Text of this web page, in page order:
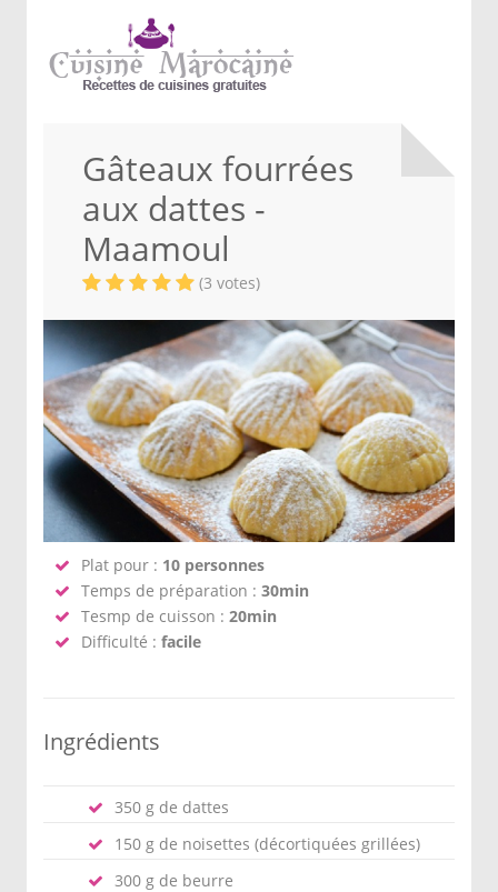
Gâteaux fourrées
aux dattes -
Maamoul
(3 votes)
Plat pour : 10 personnes
Temps de préparation : 30min
Tesmp de cuisson : 20min
Difficulté : facile
Ingrédients
350 g de dattes
150 g de noisettes (décortiquées grillées)
300 g de beurre